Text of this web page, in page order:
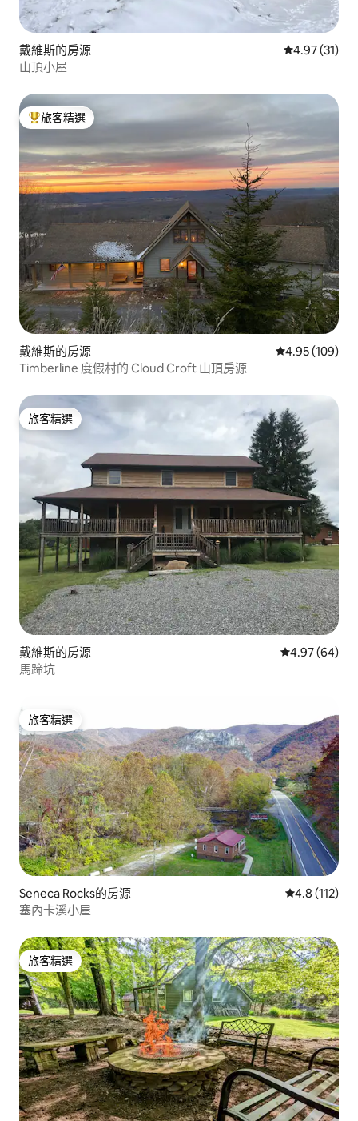
戴維斯的房源 從 31 則評價
4.97 (31)
山頂小屋
旅客精選榜首
旅客精選
戴維斯的房源 從 109 則評價
4.95 (109)
Timberline 度假村的 Cloud Croft 山頂房源
旅客精選
旅客精選
戴維斯的房源 從 64 則評價
4.97 (64)
馬蹄坑
旅客精選
旅客精選
Seneca Rocks的房源 從 112 則評
4.8 (112)
塞內卡溪小屋
旅客精選
旅客精選